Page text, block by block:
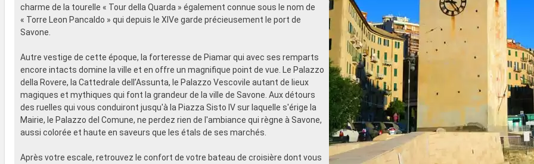
charme de la tourelle « Tour della Quarda » également connue sous le nom de
« Torre Leon Pancaldo » qui depuis le XIVe garde précieusement le port de
Savone.
Autre vestige de cette époque, la forteresse de Piamar qui avec ses remparts
encore intacts domine la ville et en offre un magnifique point de vue. Le Palazzo
della Rovere, la Cattedrale dell’Assunta, le Palazzo Vescovile autant de lieux
magiques et mythiques qui font la grandeur de la ville de Savone. Aux détours
des ruelles qui vous conduiront jusqu'à la Piazza Sisto IV sur laquelle s'érige la
Mairie, le Palazzo del Comune, ne perdez rien de l'ambiance qui règne à Savone,
aussi colorée et haute en saveurs que les étals de ses marchés.
Après votre escale, retrouvez le confort de votre bateau de croisière dont vous